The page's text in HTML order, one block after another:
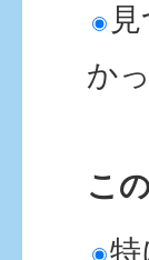
か
こ
特